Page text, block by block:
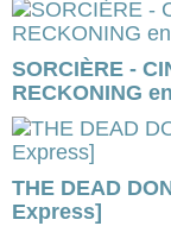
SORCIÈRE -
RECKONING
THE DEAD
Express]